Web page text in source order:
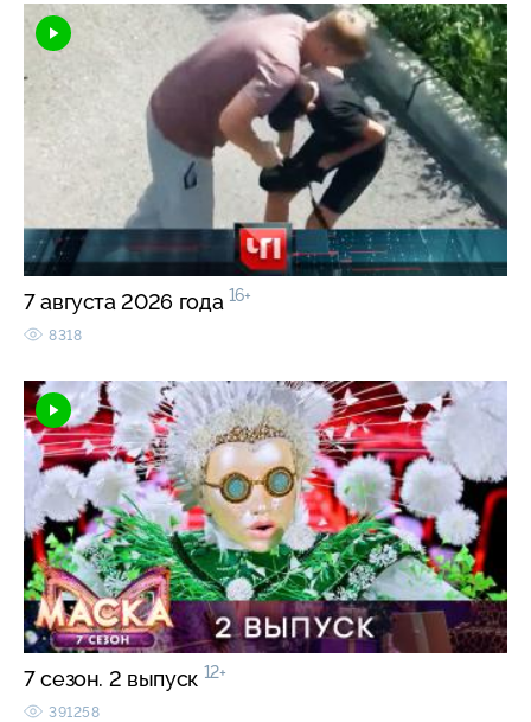
7 августа 2026 года 16+
8318
7 сезон. 2 выпуск 12+
391258